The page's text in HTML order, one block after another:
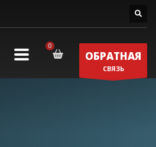
ОБРАТНАЯ
СВЯЗЬ